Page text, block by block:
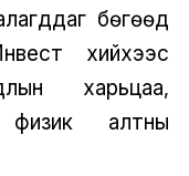
бөгөөд
хийхээс
харьцаа,
алтны